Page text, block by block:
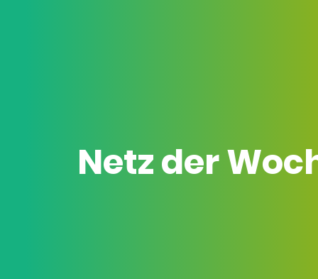
Netz der